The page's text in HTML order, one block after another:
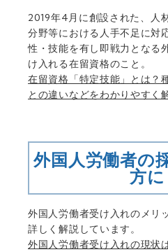
2019年4月に創設された、人
分野等における人手不足に対
性・技能を有し即戦力となる
け入れる在留資格のこと。
在留資格「特定技能」とは？
との違いなどをわかりやすく
外国人労働者の
方に
外国人労働者受け入れのメリ
詳しく解説しています。
外国人労働者受け入れの現状